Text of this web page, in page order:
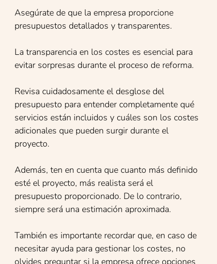
Asegúrate de que la empresa proporcione
presupuestos detallados y transparentes.
La transparencia en los costes es esencial para
evitar sorpresas durante el proceso de reforma.
Revisa cuidadosamente el desglose del
presupuesto para entender completamente qué
servicios están incluidos y cuáles son los costes
adicionales que pueden surgir durante el
proyecto.
Además, ten en cuenta que cuanto más definido
esté el proyecto, más realista será el
presupuesto proporcionado. De lo contrario,
siempre será una estimación aproximada.
También es importante recordar que, en caso de
necesitar ayuda para gestionar los costes, no
olvides preguntar si la empresa ofrece opciones